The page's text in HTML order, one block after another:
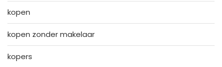
kopen
kopen zonder makelaar
kopers